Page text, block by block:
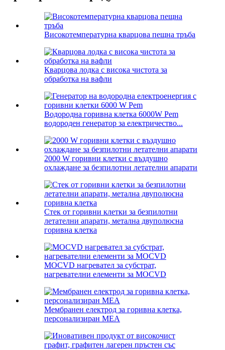
Високотемпературна кварцова пещна тръба
Кварцова лодка с висока чистота за
обработка на вафли
Водородна горивна клетка 6000W Pem
водороден генератор за електричество...
2000 W горивни клетки с въздушно
охлаждане за безпилотни летателни апарати
Стек от горивни клетки за безпилотни
летателни апарати, метална двуполюсна
горивна клетка
MOCVD нагревател за субстрат,
нагревателни елементи за MOCVD
Мембранен електрод за горивна клетка,
персонализиран MEA